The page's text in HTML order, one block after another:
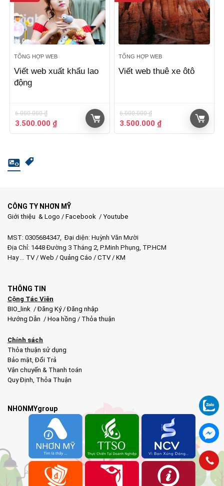
TỔNG HỢP WEB
Viết web xuất khẩu lao
động
6.000.000₫
Giá
gốc
3.500.000 ₫Giá
hiện
TỔNG HỢP WEB
Viết web thuê xe ôtô
6.000.000₫
Giá
gốc
3.500.000 ₫Giá
hiện
CÔNG TY NHƠN MỸ
Giới thiệu & Logo / Facebook / Youtube
MST: 0305684347, Đại diện: Huỳnh Văn Mười
Địa Chỉ: 1448 Đường 3 Tháng 2, P.Minh Phụng, TP.HCM
Hay …
TV/ Web / Quảng Cáo / CTV/ KM
THÔNG TIN
Cộng Tác Viên
BIO_link /Đăng Ký /Đăng nhập
Hướng Dẫn / Hoa hồng / Thỏa thuận
Chính sách
Thỏa thuận sử dụng
Bảo mật ,Đổi Trả
Vận chuyển & Thanh toán
Quy Định Thỏa Thuận
NHONMYgroup